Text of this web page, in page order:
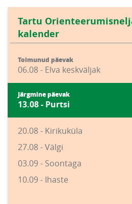
Tartu
kalender
Toimunud päevak
06.08 - Elva keskväljak
Järgmine päevak
13.08 - Purtsi
20.08 - Kirikuküla
27.08 - Välgi
03.09 - Soontaga
10.09 - Ihaste